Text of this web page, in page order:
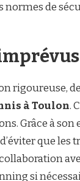
de
rigoureuse,
à Toulon.
Grâce à
que les
si